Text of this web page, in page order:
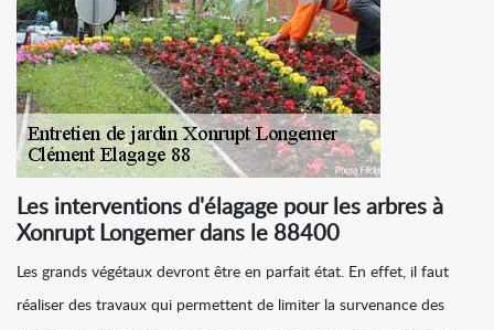
Les interventions d'élagage pour les arbres à
Xonrupt Longemer dans le 88400
Les grands végétaux devront être en parfait état. En effet, il faut
réaliser des travaux qui permettent de limiter la survenance des